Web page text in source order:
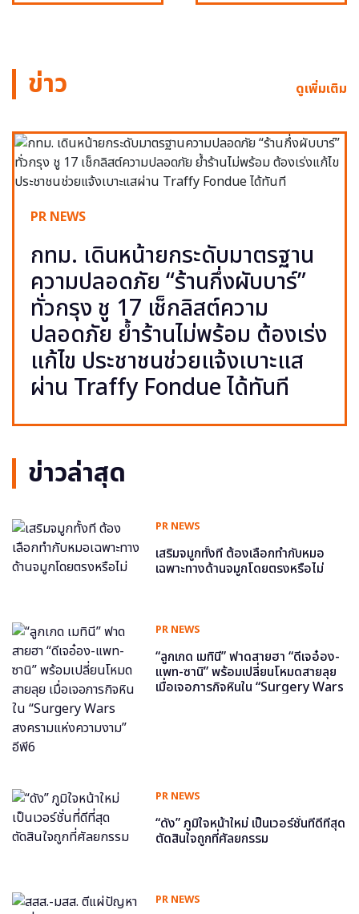
ข่าว ดูเพิ่มเติม
PR NEWS
กทม. เดินหน้ายกระดับมาตรฐาน
ความปลอดภัย “ร้านกึ่งผับบาร์”
ทั่วกรุง ชู 17 เช็กลิสต์ความ
ปลอดภัย ย้ำร้านไม่พร้อม ต้องเร่ง
แก้ไข ประชาชนช่วยแจ้งเบาะแส
ผ่าน Traffy Fondue ได้ทันที
ข่าวล่าสุด
PR NEWS
เสริมจมูกทั้งที ต้องเลือกทำกับหมอ
เฉพาะทางด้านจมูกโดยตรงหรือไม่
PR NEWS
“ลูกเกด เมทินี” ฟาดสายฮา “ดีเจอ๋อง-
แพท-ซานิ” พร้อมเปลี่ยนโหมดสายลุย
เมื่อเจอภารกิจหินใน “Surgery Wars
PR NEWS
“ดัง” ภูมิใจหน้าใหม่ เป็นเวอร์ชั่นที่ดีที่สุด
ตัดสินใจถูกที่ศัลยกรรม
PR NEWS